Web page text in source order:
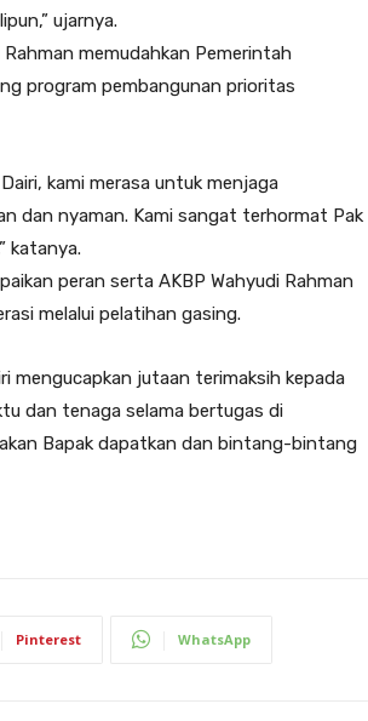
ujarnya.
memudahkan Pemerintah
program pembangunan prioritas
kami merasa untuk menjaga
dan nyaman. Kami sangat terhormat Pak
katanya.
peran serta AKBP Wahyudi Rahman
melalui pelatihan gasing.
mengucapkan jutaan terimaksih kepada
dan tenaga selama bertugas di
Bapak dapatkan dan bintang-bintang
Pinterest WhatsApp